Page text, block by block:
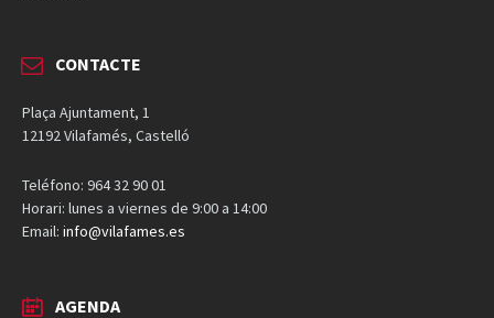
CONTACTE
Plaça Ajuntament, 1
12192 Vilafamés, Castelló
Teléfono: 964 32 90 01
Horari: lunes a viernes de 9:00 a 14:00
Email: info@vilafames.es
AGENDA